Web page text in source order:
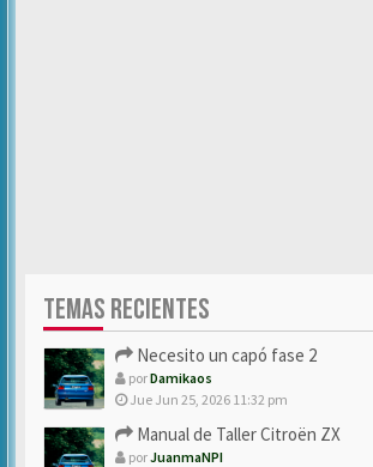
TEMAS RECIENTES
Necesito un capó fase 2
porDamikaos
Jue Jun 25, 2026 11:32 pm
Manual de Taller Citroën ZX
porJuanmaNPI